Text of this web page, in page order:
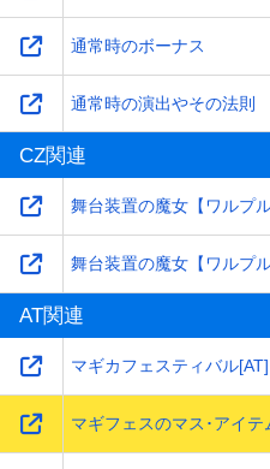
通常時のボーナス
通常時の演出やその法則
CZ関連
舞台装置の魔女【ワルプ
舞台装置の魔女【ワルプ
AT関連
マギカフェスティバル[AT]
マギフェスのマス･アイテ